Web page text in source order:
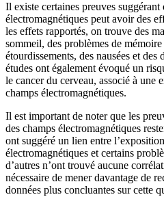
Il existe certaines preuves
électromagnétiques peut avoir des
les effets rapportés, on trouve des
sommeil, des problèmes de
étourdissements, des nausées et
études ont également évoqué un
le cancer du cerveau, associé à une
champs électromagnétiques.
Il est important de noter que les
des champs électromagnétiques
ont suggéré un lien entre
électromagnétiques et certains
d’autres n’ont trouvé aucune
nécessaire de mener davantage de
données plus concluantes sur cette